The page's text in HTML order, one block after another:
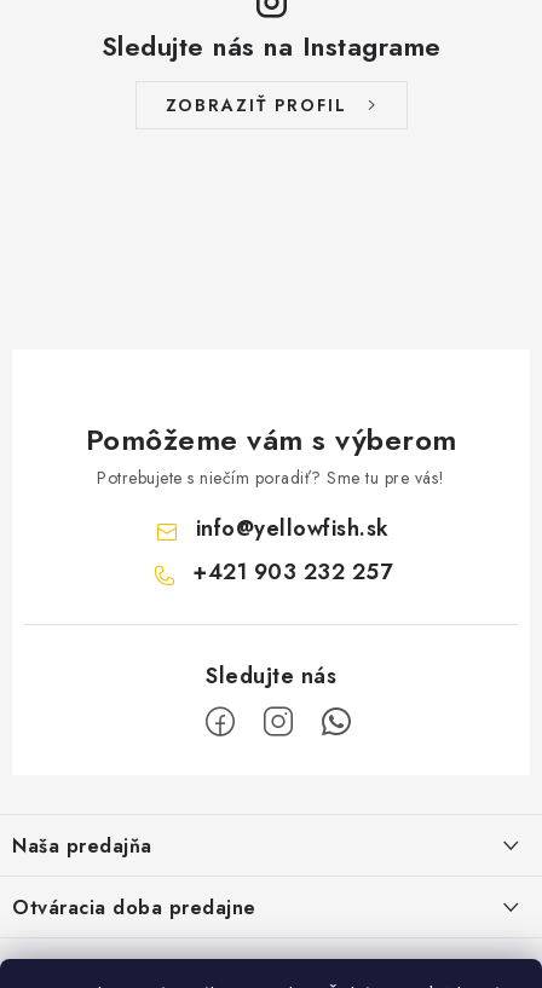
Sledujte nás na Instagrame
ZOBRAZIŤ PROFIL
Pomôžeme vám s výberom
Potrebujete s niečím poradiť? Sme tu pre vás!
info@yellowfish.sk
+421 903 232 257
p
ä
i
Naša predajňa
Námestie Slobody 1164/1,
946 32 Marcelová
Google map - plánovanie cesty
Otváracia doba predajne
Pondelok-Piatok: 8.00-17.00 hod.